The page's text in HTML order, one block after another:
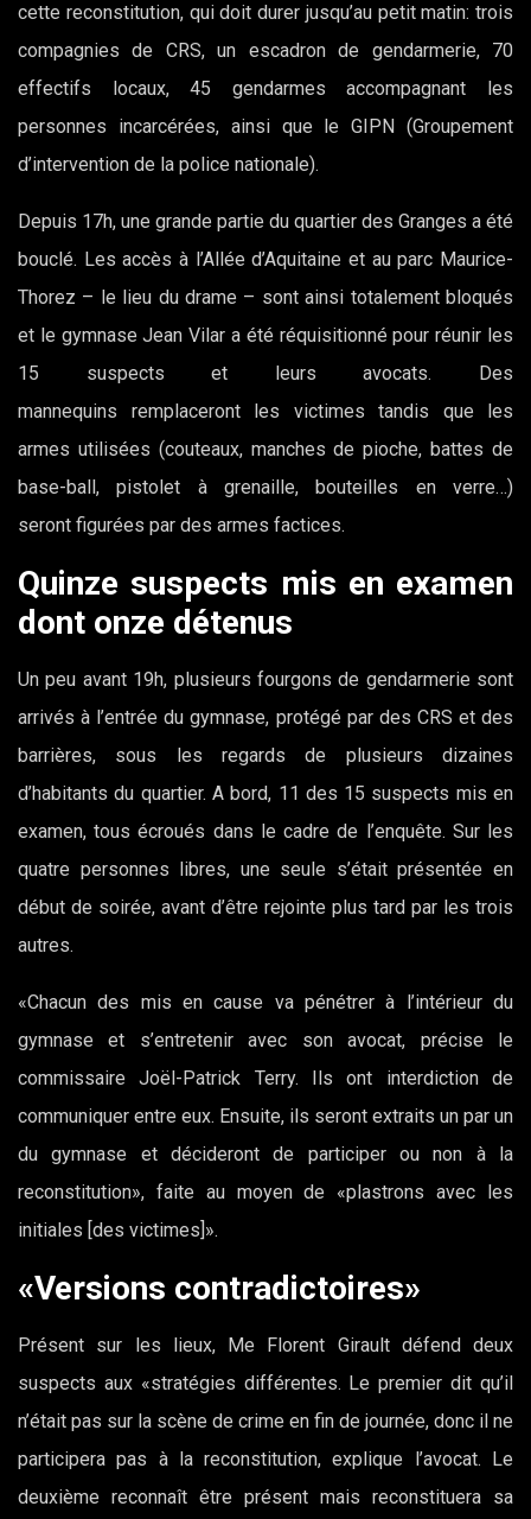
cette reconstitution, qui doit durer jusqu’au petit matin: trois
compagnies de CRS, un escadron de gendarmerie, 70
effectifs locaux, 45 gendarmes accompagnant les
personnes incarcérées, ainsi que le GIPN (Groupement
d’intervention de la police nationale).
Depuis 17h, une grande partie du quartier des Granges a été
bouclé. Les accès à l’Allée d’Aquitaine et au parc Maurice-
Thorez – le lieu du drame – sont ainsi totalement bloqués
et le gymnase Jean Vilar a été réquisitionné pour réunir les
15 suspects et leurs avocats. Des
mannequins remplaceront les victimes tandis que les
armes utilisées (couteaux, manches de pioche, battes de
base-ball, pistolet à grenaille, bouteilles en verre…)
seront figurées par des armes factices.
Quinze suspects mis en examen
dont onze détenus
Un peu avant 19h, plusieurs fourgons de gendarmerie sont
arrivés à l’entrée du gymnase, protégé par des CRS et des
barrières, sous les regards de plusieurs dizaines
d’habitants du quartier. A bord, 11 des 15 suspects mis en
examen, tous écroués dans le cadre de l’enquête. Sur les
quatre personnes libres, une seule s’était présentée en
début de soirée, avant d’être rejointe plus tard par les trois
autres.
«Chacun des mis en cause va pénétrer à l’intérieur du
gymnase et s’entretenir avec son avocat, précise le
commissaire Joël-Patrick Terry. Ils ont interdiction de
communiquer entre eux. Ensuite, ils seront extraits un par un
du gymnase et décideront de participer ou non à la
reconstitution», faite au moyen de «plastrons avec les
initiales [des victimes]».
«Versions contradictoires»
Présent sur les lieux, Me Florent Girault défend deux
suspects aux «stratégies différentes. Le premier dit qu’il
n’était pas sur la scène de crime en fin de journée, donc il ne
participera pas à la reconstitution, explique l’avocat. Le
deuxième reconnaît être présent mais reconstituera sa